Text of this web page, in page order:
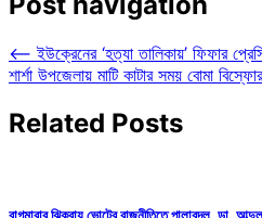
⟵ ইউক্রেনের ‘হত্যা তালিকায়’ ফিফার
শার্শা উপজেলায় মাটি কাটার সময় বোমা
Related Posts
বাগমারার ঝিকরায় ভোটের রাজনীতিতে পালাবদল, ডা. আব্দুল